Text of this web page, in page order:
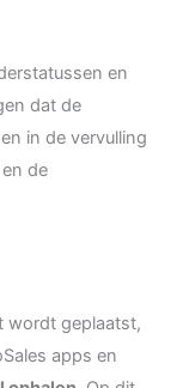
en
dat de
in de vervulling
de
wordt geplaatst,
apps en